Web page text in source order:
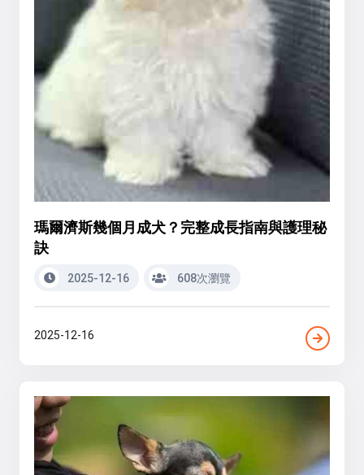
瑪爾濟斯幾個月成犬？完整成長指南與護理秘
訣
2025-12-16 608次瀏覽
2025-12-16